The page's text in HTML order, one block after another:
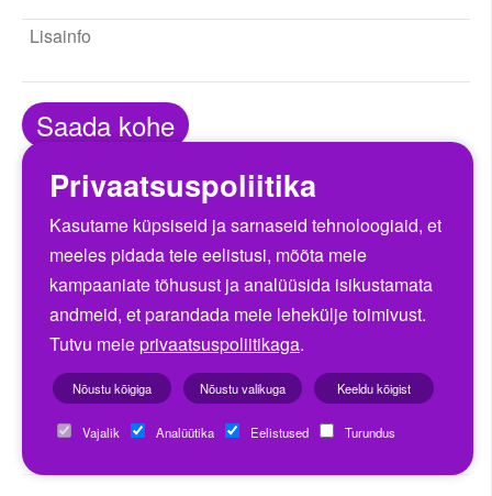
Privaatsuspoliitika
Kasutame küpsiseid ja sarnaseid tehnoloogiaid, et
meeles pidada teie eelistusi, mõõta meie
kampaaniate tõhusust ja analüüsida isikustamata
andmeid, et parandada meie lehekülje toimivust.
Tutvu meieprivaatsuspoliitikaga.
Nõustu kõigiga Nõustu valikuga Keeldu kõigist
Vajalik Analüütika Eelistused Turundus
17 18 19 20 21 22 23
31 1 2 3 4 5 6
Täna Sulge
Saada kohe
Eelmine Järgmine
Lillekuller: "Lillede kohaletoimetamine üle Eesti ja
iga päev!"
arvega